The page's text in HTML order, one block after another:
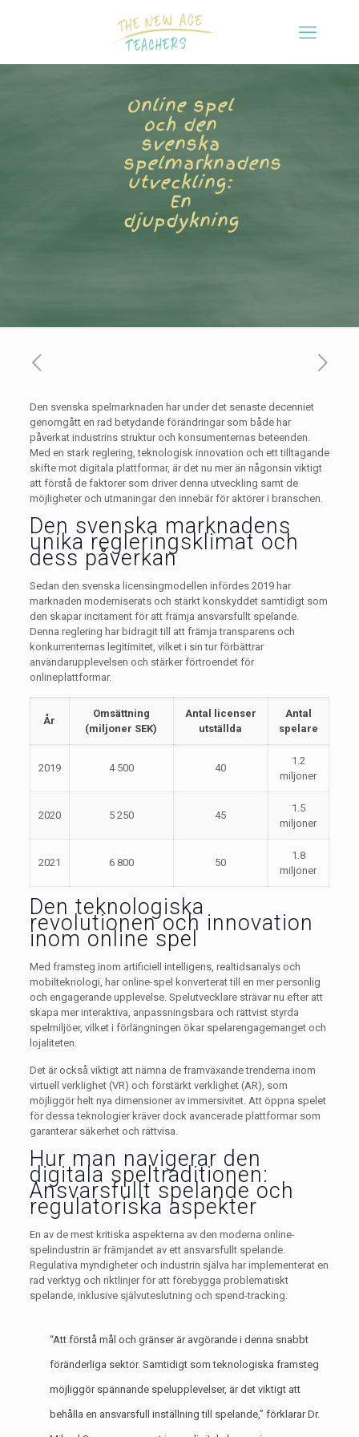
Online spel
och den
svenska
spelmarknadens
utveckling:
En
djupdykning
Den svenska spelmarknaden har under det senaste decenniet
genomgått en rad betydande förändringar som både har
påverkat industrins struktur och konsumenternas beteenden.
Med en stark reglering, teknologisk innovation och ett tilltagande
skifte mot digitala plattformar, är det nu mer än någonsin viktigt
att förstå de faktorer som driver denna utveckling samt de
möjligheter och utmaningar den innebär för aktörer i branschen.
Den svenska marknadens
unika regleringsklimat och
dess påverkan
Sedan den svenska licensingmodellen infördes 2019 har
marknaden moderniserats och stärkt konskyddet samtidigt som
den skapar incitament för att främja ansvarsfullt spelande.
Denna reglering har bidragit till att främja transparens och
konkurrenternas legitimitet, vilket i sin tur förbättrar
användarupplevelsen och stärker förtroendet för
onlineplattformar.
År
Omsättning
(miljoner SEK)
Antal licenser
utställda
Antal
spelare
2019 4 500 40
1.2
miljoner
2020 5 250 45
1.5
miljoner
2021 6 800 50
1.8
miljoner
Den teknologiska
revolutionen och innovation
inom online spel
Med framsteg inom artificiell intelligens, realtidsanalys och
mobilteknologi, har online-spel konverterat till en mer personlig
och engagerande upplevelse. Spelutvecklare strävar nu efter att
skapa mer interaktiva, anpassningsbara och rättvist styrda
spelmiljöer, vilket i förlängningen ökar spelarengagemanget och
lojaliteten.
Det är också viktigt att nämna de framväxande trenderna inom
virtuell verklighet (VR) och förstärkt verklighet (AR), som
möjliggör helt nya dimensioner av immersivitet. Att öppna spelet
för dessa teknologier kräver dock avancerade plattformar som
garanterar säkerhet och rättvisa.
Hur man navigerar den
digitala speltraditionen:
Ansvarsfullt spelande och
regulatoriska aspekter
En av de mest kritiska aspekterna av den moderna online-
spelindustrin är främjandet av ett ansvarsfullt spelande.
Regulativa myndigheter och industrin själva har implementerat en
rad verktyg och riktlinjer för att förebygga problematiskt
spelande, inklusive självuteslutning och spend-tracking.
“Att förstå mål och gränser är avgörande i denna snabbt
föränderliga sektor. Samtidigt som teknologiska framsteg
möjliggör spännande spelupplevelser, är det viktigt att
behålla en ansvarsfull inställning till spelande,” förklarar Dr.